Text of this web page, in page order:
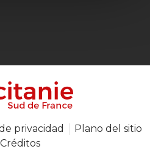
privacidad
Plano del sitio
Créditos